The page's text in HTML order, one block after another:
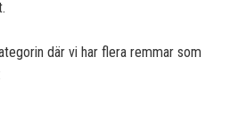
där vi har flera remmar som